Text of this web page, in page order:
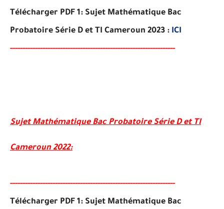
Télécharger PDF 1: Sujet Mathématique Bac
Probatoire Série D et TI Cameroun 2023 : ICI
------------------------------------------------------------------
Sujet Mathématique Bac Probatoire Série D et TI
Cameroun 2022:
------------------------------------------------------------------
Télécharger PDF 1: Sujet Mathématique Bac